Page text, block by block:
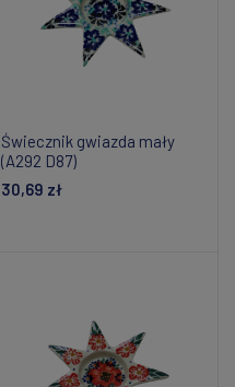
Świecznik gwiazda mały
(A292 D87)
30,69 zł